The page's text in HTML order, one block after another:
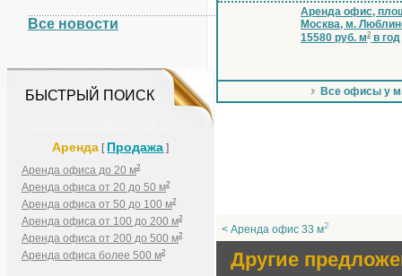
Все новости
БЫСТРЫЙ ПОИСК
Аренда [ Продажа ]
Аренда офиса до 20 м2
Аренда офиса от 20 до 50 м2
Аренда офиса от 50 до 100 м2
Аренда офиса от 100 до 200 м2
Аренда офиса от 200 до 500 м2
Аренда офиса более 500 м2
Аренда офис,
Москва, м.
15580 руб. м2 в год
Все офисы у
< Аренда офис 33 м2
Другие